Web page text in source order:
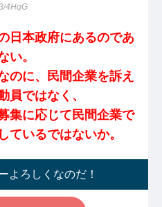
4HqG
日本政府にあるのであ
い。
のに、民間企業を訴え
員ではなく、
集に応じて民間企業で
ているではないか。
よろしくなのだ！